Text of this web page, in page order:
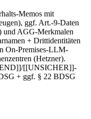
Memos mit
ggf. Art.-9-Daten
und AGG-Merkmalen
+ Drittidentitäten
On-Premises-LLM-
(Hetzner).
[[UNSICHER]]-
+ ggf. § 22 BDSG